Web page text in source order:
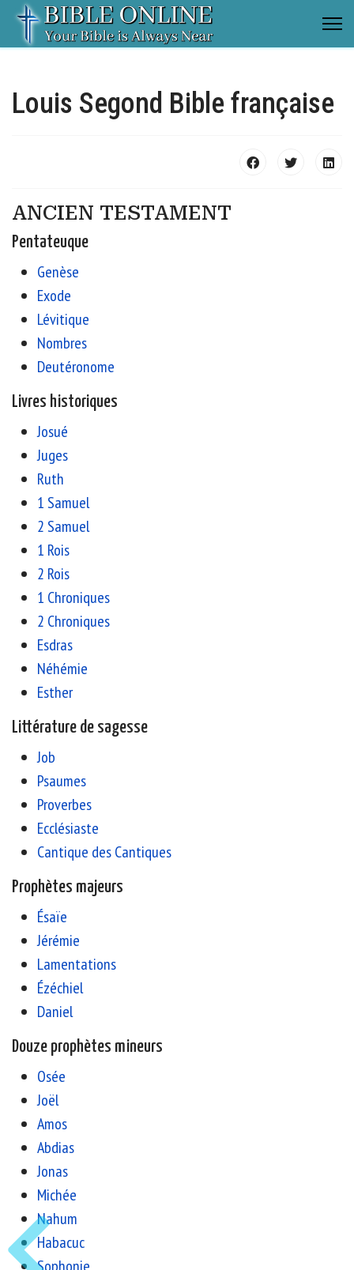
Louis Segond Bible française
ANCIEN TESTAMENT
Pentateuque
Genèse
Exode
Lévitique
Nombres
Deutéronome
Livres historiques
Josué
Juges
Ruth
1 Samuel
2 Samuel
1 Rois
2 Rois
1 Chroniques
2 Chroniques
Esdras
Néhémie
Esther
Littérature de sagesse
Job
Psaumes
Proverbes
Ecclésiaste
Cantique des Cantiques
Prophètes majeurs
Ésaïe
Jérémie
Lamentations
Ézéchiel
Daniel
Douze prophètes mineurs
Osée
Joël
Amos
Abdias
Jonas
Michée
Nahum
Habacuc